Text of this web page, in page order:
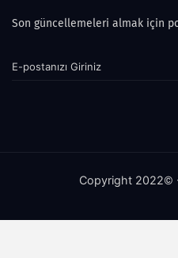
Son güncellemeleri almak için
Copyright 2022©